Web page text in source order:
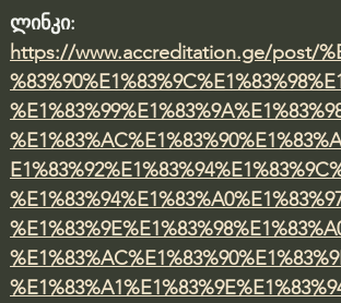
ლინკი:
https://www.accreditation.ge/post/